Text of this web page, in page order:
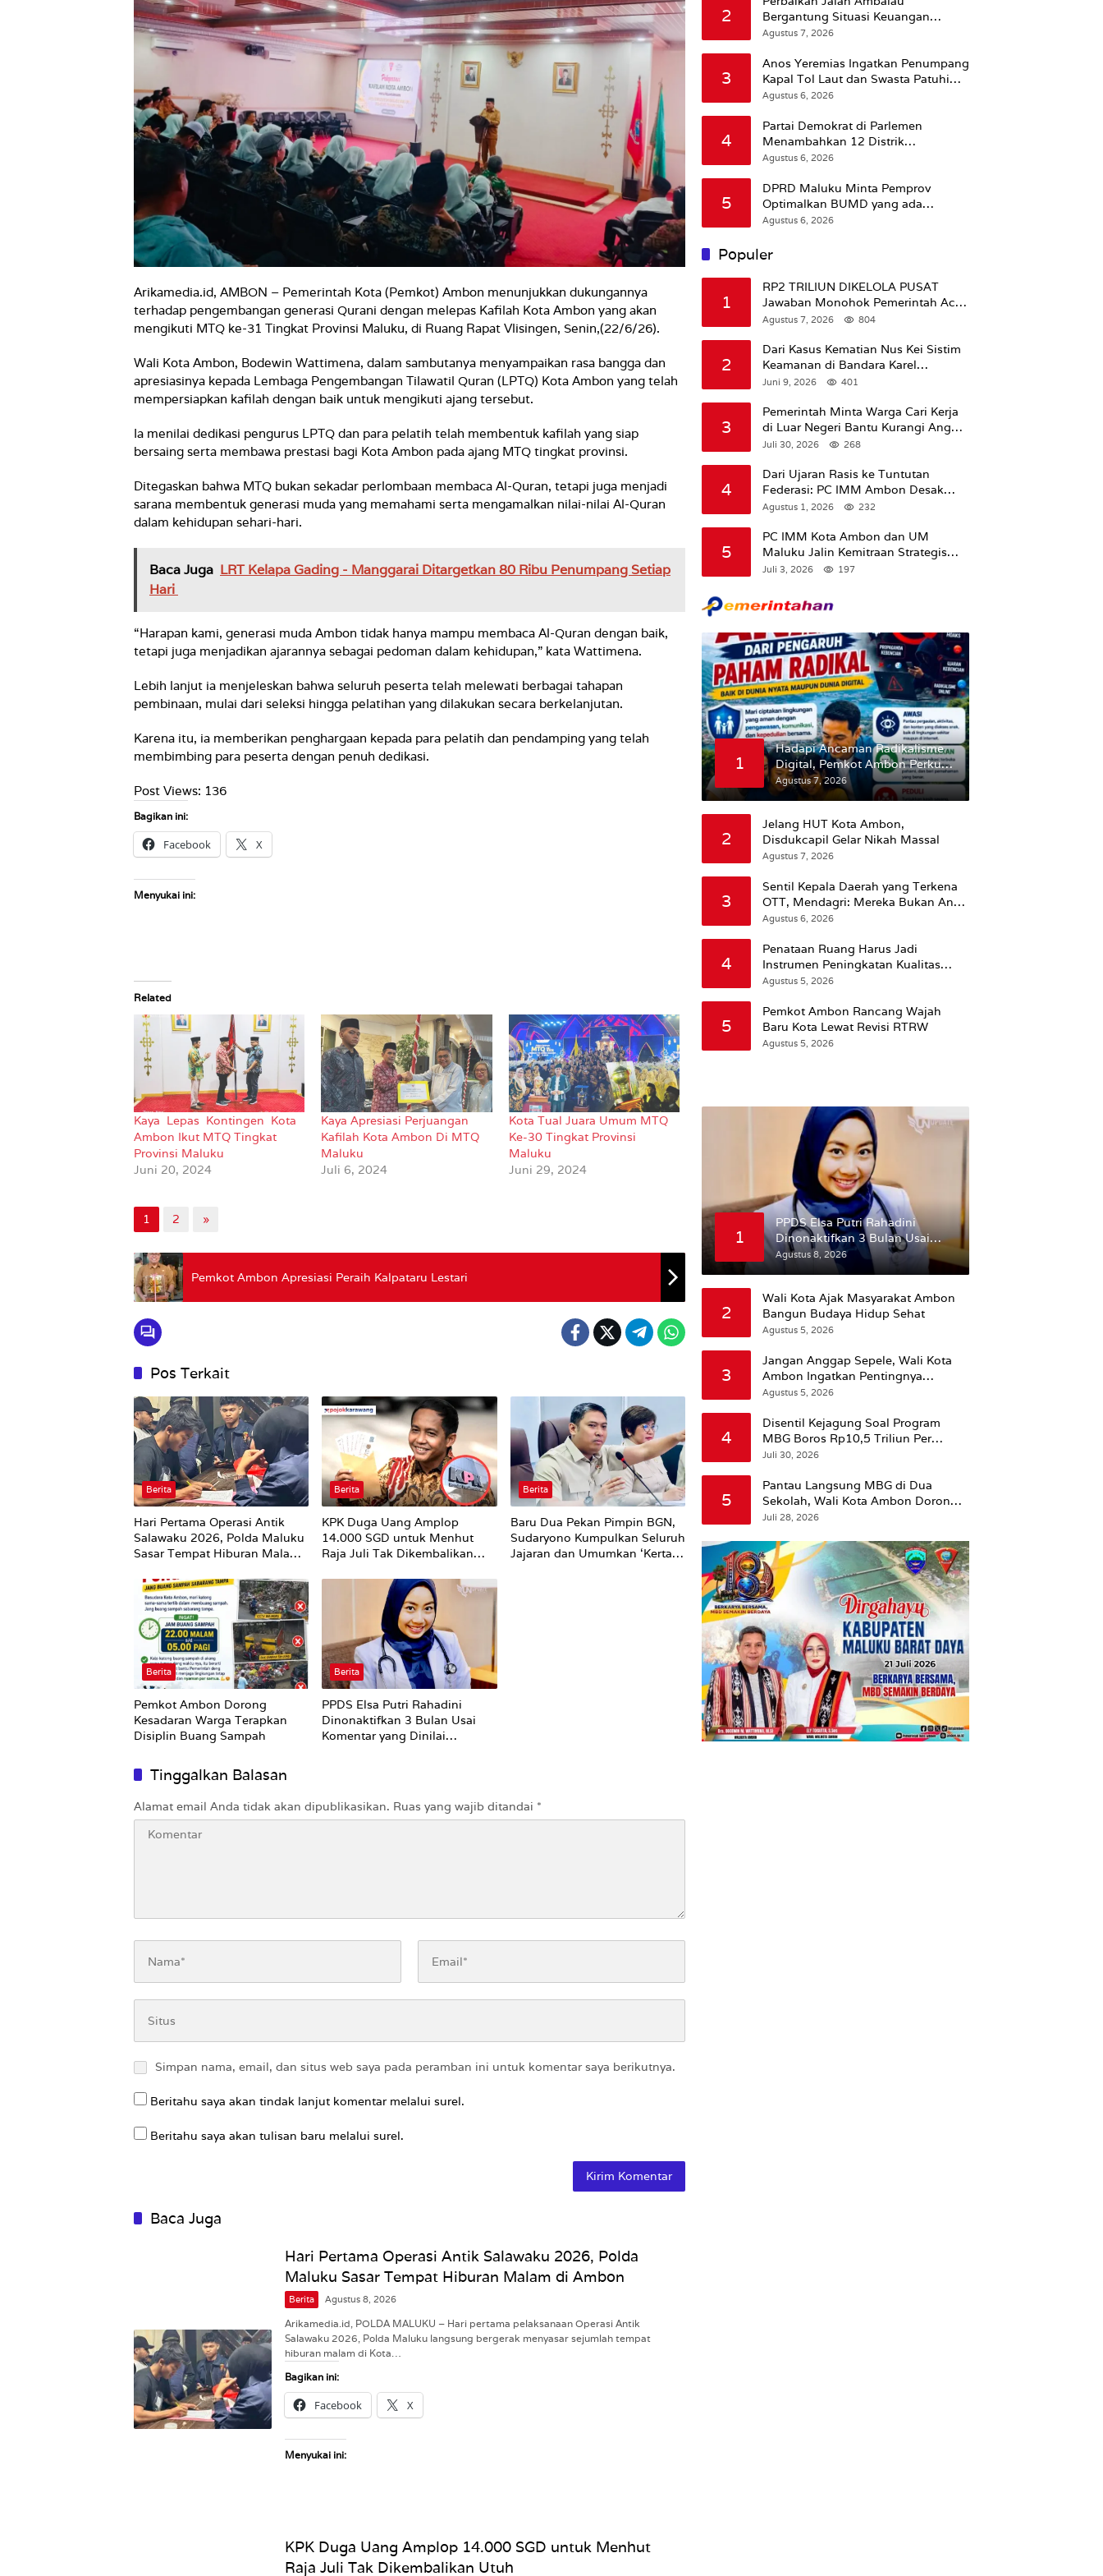
Arikamedia.id, AMBON – Pemerintah Kota (Pemkot) Ambon menunjukkan dukungannya
terhadap pengembangan generasi Qurani dengan melepas Kafilah Kota Ambon yang akan
mengikuti MTQ ke-31 Tingkat Provinsi Maluku, di Ruang Rapat Vlisingen, Senin,(22/6/26).
Wali Kota Ambon, Bodewin Wattimena, dalam sambutanya menyampaikan rasa bangga dan
apresiasinya kepada Lembaga Pengembangan Tilawatil Quran (LPTQ) Kota Ambon yang telah
mempersiapkan kafilah dengan baik untuk mengikuti ajang tersebut.
Ia menilai dedikasi pengurus LPTQ dan para pelatih telah membentuk kafilah yang siap
bersaing serta membawa prestasi bagi Kota Ambon pada ajang MTQ tingkat provinsi.
Ditegaskan bahwa MTQ bukan sekadar perlombaan membaca Al-Quran, tetapi juga menjadi
sarana membentuk generasi muda yang memahami serta mengamalkan nilai-nilai Al-Quran
dalam kehidupan sehari-hari.
Baca Juga LRT Kelapa Gading - Manggarai Ditargetkan 80 Ribu Penumpang Setiap
Hari
“Harapan kami, generasi muda Ambon tidak hanya mampu membaca Al-Quran dengan baik,
tetapi juga menjadikan ajarannya sebagai pedoman dalam kehidupan,” kata Wattimena.
Lebih lanjut ia menjeleskan bahwa seluruh peserta telah melewati berbagai tahapan
pembinaan, mulai dari seleksi hingga pelatihan yang dilakukan secara berkelanjutan.
Karena itu, ia memberikan penghargaan kepada para pelatih dan pendamping yang telah
membimbing para peserta dengan penuh dedikasi.
Post Views: 136
Bagikan ini:
Facebook X
Menyukai ini:
Related
Kaya Lepas Kontingen Kota
Ambon Ikut MTQ Tingkat
Provinsi Maluku
Juni 20, 2024
Kaya Apresiasi Perjuangan
Kafilah Kota Ambon Di MTQ
Maluku
Juli 6, 2024
Kota Tual Juara Umum MTQ
Ke-30 Tingkat Provinsi
Maluku
Juni 29, 2024
1 2 »
Pemkot Ambon Apresiasi Peraih Kalpataru Lestari
Pos Terkait
Berita
Hari Pertama Operasi Antik
Salawaku 2026, Polda Maluku
Sasar Tempat Hiburan Malam
Berita
KPK Duga Uang Amplop
14.000 SGD untuk Menhut
Raja Juli Tak Dikembalikan
Berita
Baru Dua Pekan Pimpin BGN,
Sudaryono Kumpulkan Seluruh
Jajaran dan Umumkan ‘Kertas
Berita
Pemkot Ambon Dorong
Kesadaran Warga Terapkan
Disiplin Buang Sampah
Berita
PPDS Elsa Putri Rahadini
Dinonaktifkan 3 Bulan Usai
Komentar yang Dinilai
Tinggalkan Balasan
Alamat email Anda tidak akan dipublikasikan. Ruas yang wajib ditandai *
Simpan nama, email, dan situs web saya pada peramban ini untuk komentar saya berikutnya.
Beritahu saya akan tindak lanjut komentar melalui surel.
Beritahu saya akan tulisan baru melalui surel.
Baca Juga
Hari Pertama Operasi Antik Salawaku 2026, Polda
Maluku Sasar Tempat Hiburan Malam di Ambon
Berita Agustus 8, 2026
Arikamedia.id, POLDA MALUKU – Hari pertama pelaksanaan Operasi Antik
Salawaku 2026, Polda Maluku langsung bergerak menyasar sejumlah tempat
hiburan malam di Kota…
Bagikan ini:
Facebook X
Menyukai ini:
KPK Duga Uang Amplop 14.000 SGD untuk Menhut
Raja Juli Tak Dikembalikan Utuh
2
Bergantung Situasi Keuangan
Pemprov Maluku
Agustus 7, 2026
3
Anos Yeremias Ingatkan Penumpang
Kapal Tol Laut dan Swasta Patuhi
Peringatan BMKG
Agustus 6, 2026
4
Partai Demokrat di Parlemen
Menambahkan 12 Distrik
Pendukung Trump
Agustus 6, 2026
5
DPRD Maluku Minta Pemprov
Optimalkan BUMD yang ada
Ketimbang Menambah Baru
Agustus 6, 2026
Populer
1
RP2 TRILIUN DIKELOLA PUSAT
Jawaban Monohok Pemerintah Aceh
Usai Disorot Mentan Amran Soal
Agustus 7, 2026 804
2
Dari Kasus Kematian Nus Kei Sistim
Keamanan di Bandara Karel
Sadsuitubun Langgur
Juni 9, 2026 401
3
Pemerintah Minta Warga Cari Kerja
di Luar Negeri Bantu Kurangi Angka
Pengangguran
Juli 30, 2026 268
4
Dari Ujaran Rasis ke Tuntutan
Federasi: PC IMM Ambon Desak
Klarifikasi Presiden dan Imbau
Putih Di Maluku.
Agustus 1, 2026 232
5
PC IMM Kota Ambon dan UM
Maluku Jalin Kemitraan Strategis
untuk Cetak Kader Pencerah Bangsa
Kampus”
Juli 3, 2026 197
1
Hadapi Ancaman Radikalisme
Digital, Pemkot Ambon Perkuat
Peran Keluarga
Agustus 7, 2026
2
Jelang HUT Kota Ambon,
Disdukcapil Gelar Nikah Massal
Agustus 7, 2026
3
Sentil Kepala Daerah yang Terkena
OTT, Mendagri: Mereka Bukan Anak
Kemarin Sore
Agustus 6, 2026
4
Penataan Ruang Harus Jadi
Instrumen Peningkatan Kualitas
Hidup Masyarakat, Wattimena:
Susun RDTR Sebagai Dasar Hukum
Agustus 5, 2026
5
Pemkot Ambon Rancang Wajah
Baru Kota Lewat Revisi RTRW
Agustus 5, 2026
1
PPDS Elsa Putri Rahadini
Dinonaktifkan 3 Bulan Usai
Komentar yang Dinilai
Nirempati ke Pasien BPJS
Agustus 8, 2026
2
Wali Kota Ajak Masyarakat Ambon
Bangun Budaya Hidup Sehat
Agustus 5, 2026
3
Jangan Anggap Sepele, Wali Kota
Ambon Ingatkan Pentingnya
Perencanaan Kesehatan
Agustus 5, 2026
4
Disentil Kejagung Soal Program
MBG Boros Rp10,5 Triliun Per
Tahun, Kepala BGN Sudaryono Beri
Juli 30, 2026
5
Pantau Langsung MBG di Dua
Sekolah, Wali Kota Ambon Dorong
Pemerataan Hingga Wilayah
Juli 28, 2026